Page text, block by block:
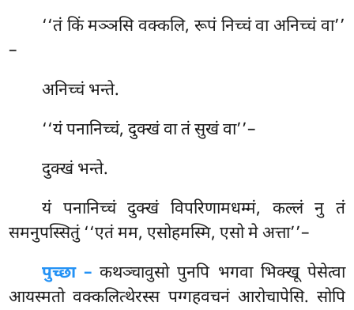
‘‘तं किं मञ्ञसि वक्कलि, रूपं निच्चं वा अनिच्चं वा’’
–
अनिच्चं भन्ते.
‘‘यं पनानिच्चं, दुक्खं वा तं सुखं वा’’–
दुक्खं भन्ते.
यं पनानिच्चं दुक्खं विपरिणामधम्मं, कल्लं नु तं
समनुपस्सितुं ‘‘एतं मम, एसोहमस्मि, एसो मे अत्ता’’–
पुच्छा – कथञ्चावुसोपुनपि भगवा भिक्खू पेसेत्वा
आयस्मतो वक्कलित्थेरस्स पग्गहवचनं आरोचापेसि. सोपि